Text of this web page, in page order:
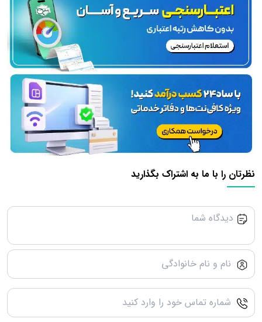
نظرتان را با ما به اشتراک بگذارید